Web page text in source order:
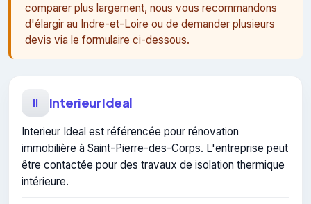
comparer plus largement, nous vous recommandons
d'élargir au Indre-et-Loire ou de demander plusieurs
devis via le formulaire ci-dessous.
II Interieur Ideal
Interieur Ideal est référencée pour rénovation
immobilière à Saint-Pierre-des-Corps. L'entreprise peut
être contactée pour des travaux de isolation thermique
intérieure.